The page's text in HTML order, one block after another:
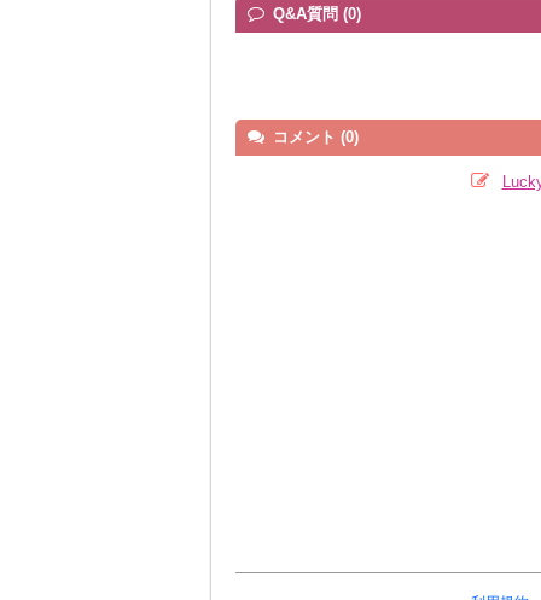
Q&A質問 (0)
コメント (0)